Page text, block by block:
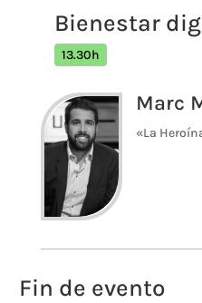
Bienestar
13.30h
Marc
«La
Fin de evento